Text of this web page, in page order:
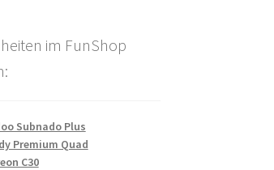
im FunShop
Subnado Plus
Premium Quad
C30